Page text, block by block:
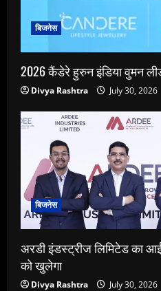
बिजनेस
2026 कैंडेरे हुरुन इंडिया वुमन
Divya Rashtra July 30, 2026
बिजनेस
अरडी इंडस्ट्रीज लिमिटेड का
को खुलेगा
Divya Rashtra July 30, 2026